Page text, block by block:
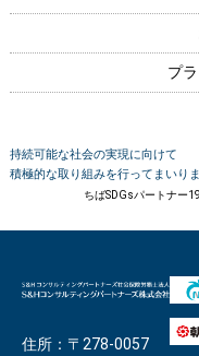
プ
持続可能な社会の実現に向けて
積極的な取り組みを行ってまいりま
ちばSDGsパートナー
住所：〒278-0057